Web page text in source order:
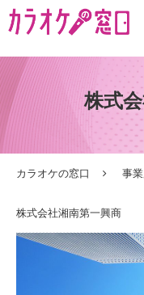
株式
カラオケの窓口 事
株式会社湘南第一興商